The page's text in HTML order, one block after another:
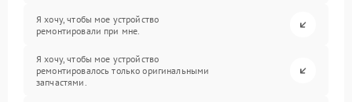
Я хочу, чтобы мое устройство
ремонтировали при мне.
Я хочу, чтобы мое устройство
ремонтировалось только оригинальными
запчастями.